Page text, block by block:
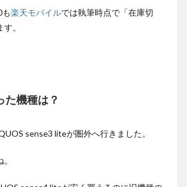
楽天モバイルでは執筆時点で「在庫切
。
た機種は？
sense3 liteが圏外へ行きました。